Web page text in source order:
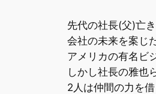
先代の社長(父)亡
会社の未来を案じ
アメリカの有名ビ
しかし社長の雅也
2人は仲間の力を